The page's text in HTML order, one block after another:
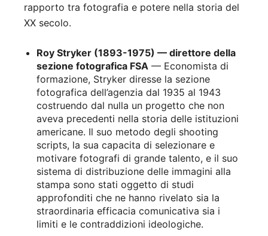
rapporto tra fotografia e potere nella storia del
XX secolo.
Roy Stryker (1893-1975) — direttore della
sezione fotografica FSA — Economista di
formazione, Stryker diresse la sezione
fotografica dell’agenzia dal 1935 al 1943
costruendo dal nulla un progetto che non
aveva precedenti nella storia delle istituzioni
americane. Il suo metodo degli shooting
scripts, la sua capacita di selezionare e
motivare fotografi di grande talento, e il suo
sistema di distribuzione delle immagini alla
stampa sono stati oggetto di studi
approfonditi che ne hanno rivelato sia la
straordinaria efficacia comunicativa sia i
limiti e le contraddizioni ideologiche.